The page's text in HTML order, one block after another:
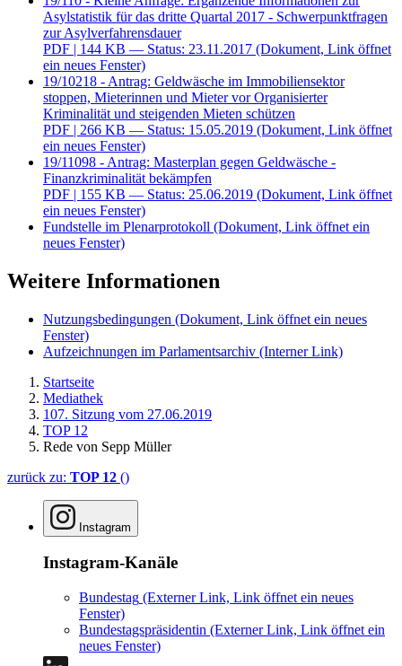
Asylstatistik für das dritte Quartal 2017 - Schwerpunktfragen
zur Asylverfahrensdauer
PDF | 144 KB — Status: 23.11.2017 (Dokument, Link öffnet
ein neues Fenster)
19/10218 - Antrag: Geldwäsche im Immobiliensektor
stoppen, Mieterinnen und Mieter vor Organisierter
Kriminalität und steigenden Mieten schützen
PDF | 266 KB — Status: 15.05.2019 (Dokument, Link öffnet
ein neues Fenster)
19/11098 - Antrag: Masterplan gegen Geldwäsche -
Finanzkriminalität bekämpfen
PDF | 155 KB — Status: 25.06.2019 (Dokument, Link öffnet
ein neues Fenster)
Fundstelle im Plenarprotokoll (Dokument, Link öffnet ein
neues Fenster)
Weitere Informationen
Nutzungsbedingungen (Dokument, Link öffnet ein neues
Fenster)
Aufzeichnungen im Parlamentsarchiv (Interner Link)
Startseite
Mediathek
107. Sitzung vom 27.06.2019
TOP 12
Rede von Sepp Müller
zurück zu: TOP 12 ()
Instagram
Instagram-Kanäle
Bundestag (Externer Link, Link öffnet ein neues
Fenster)
Bundestagspräsidentin (Externer Link, Link öffnet ein
neues Fenster)